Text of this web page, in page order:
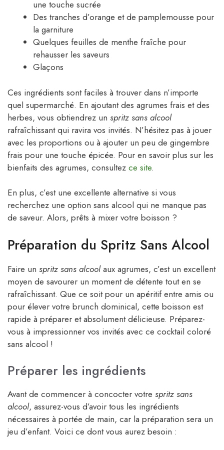
une touche sucrée
Des tranches d’orange et de pamplemousse pour
la garniture
Quelques feuilles de menthe fraîche pour
rehausser les saveurs
Glaçons
Ces ingrédients sont faciles à trouver dans n’importe
quel supermarché. En ajoutant des agrumes frais et des
herbes, vous obtiendrez un spritz sans alcool
rafraîchissant qui ravira vos invités. N’hésitez pas à jouer
avec les proportions ou à ajouter un peu de gingembre
frais pour une touche épicée. Pour en savoir plus sur les
bienfaits des agrumes, consultez ce site.
En plus, c’est une excellente alternative si vous
recherchez une option sans alcool qui ne manque pas
de saveur. Alors, prêts à mixer votre boisson ?
Préparation du Spritz Sans Alcool
Faire un spritz sans alcoolaux agrumes, c’est un excellent
moyen de savourer un moment de détente tout en se
rafraîchissant. Que ce soit pour un apéritif entre amis ou
pour élever votre brunch dominical, cette boisson est
rapide à préparer et absolument délicieuse. Préparez-
vous à impressionner vos invités avec ce cocktail coloré
sans alcool !
Préparer les ingrédients
Avant de commencer à concocter votre spritz sans
alcool, assurez-vous d’avoir tous les ingrédients
nécessaires à portée de main, car la préparation sera un
jeu d’enfant. Voici ce dont vous aurez besoin :